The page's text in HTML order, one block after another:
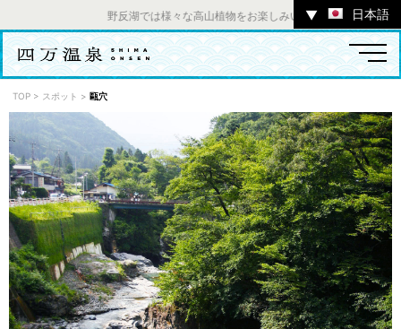
野反湖では様々な高山植物をお楽しみいただけます。 ／ チ
▼ 日本語
温泉 宿 お店 スポット
体験 イベント ツアー
中之条町その他のエリア
TOP > スポット >甌穴